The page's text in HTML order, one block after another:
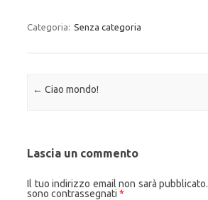
Categoria: Senza categoria
Navigazione articolo
← Ciao mondo!
Lascia un commento
Il tuo indirizzo email non sarà pubblicato.
sono contrassegnati *